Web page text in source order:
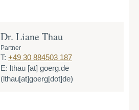
Dr. Liane Thau
Partner
T: +49 30 884503 187
E: lthau [at] goerg.de
(lthau[at]goerg[dot]de)